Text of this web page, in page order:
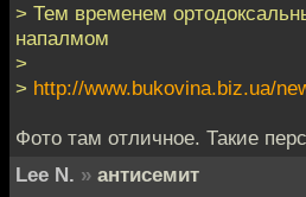
> Тем временем
напалмом
>
> http://www.bukovina.biz.ua/
Фото там отличное. Такие
Lee N. » антисемит